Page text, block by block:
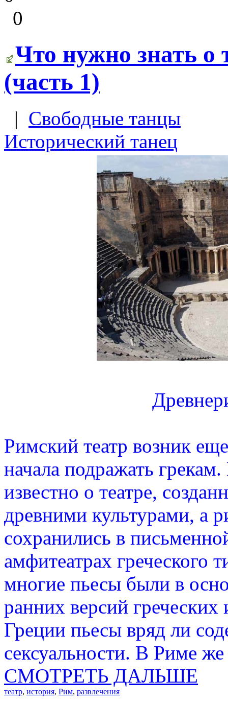
0
Что нужно знать о
(часть 1)
| Свободные танцы
Исторический танец
Римский театр возник
начала подражать
известно о театре,
древними культурами, а
сохранились в
амфитеатрах греческого
многие пьесы были в
ранних версий
Греции пьесы вряд ли
сексуальности. В Риме
СМОТРЕТЬ ДАЛЬШЕ
театр, история, Рим, развлечения